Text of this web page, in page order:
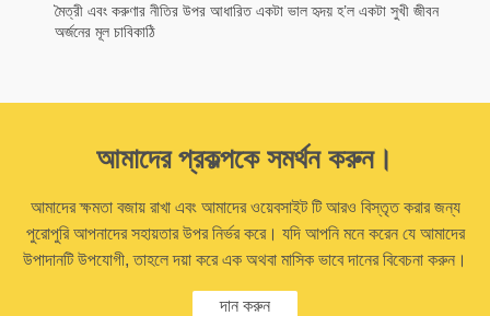
মৈত্রী এবং করুণার নীতির উপর আধারিত একটা ভাল হৃদয় হ’ল একটা সুখী জীবন
অর্জনের মূল চাবিকাঠি
আমাদের প্রকল্পকে সমর্থন করুন।
আমাদের ক্ষমতা বজায় রাখা এবং আমাদের ওয়েবসাইট টি আরও বিস্তৃত করার জন্য
পুরোপুরি আপনাদের সহায়তার উপর নির্ভর করে। যদি আপনি মনে করেন যে আমাদের
উপাদানটি উপযোগী, তাহলে দয়া করে এক অথবা মাসিক ভাবে দানের বিবেচনা করুন।
দান করুন